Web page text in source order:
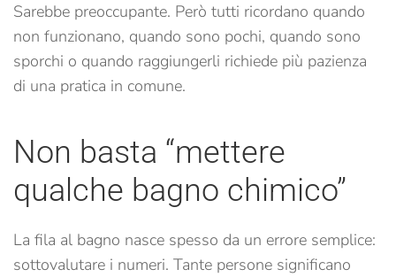
Sarebbe preoccupante. Però tutti ricordano quando
non funzionano, quando sono pochi, quando sono
sporchi o quando raggiungerli richiede più pazienza
di una pratica in comune.
Non basta “mettere
qualche bagno chimico”
La fila al bagno nasce spesso da un errore semplice:
sottovalutare i numeri. Tante persone significano